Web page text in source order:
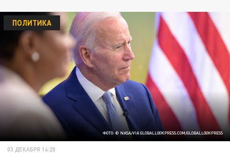
ФОТО: © NASA/VIA GLOBALLOOKPRESS.COM/GLOBALLOOKPRESS
ПОЛИТИКА
03 ДЕКАБРЯ 14:20